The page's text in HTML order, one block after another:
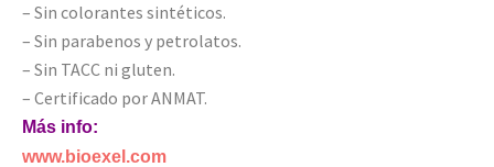
– Sin colorantes sintéticos.
– Sin parabenos y petrolatos.
– Sin TACC ni gluten.
– Certificado por ANMAT.
Más info:
www.bioexel.com